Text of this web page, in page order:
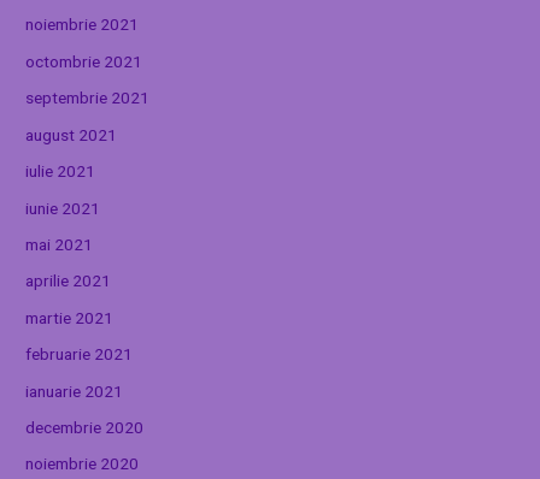
noiembrie 2021
octombrie 2021
septembrie 2021
august 2021
iulie 2021
iunie 2021
mai 2021
aprilie 2021
martie 2021
februarie 2021
ianuarie 2021
decembrie 2020
noiembrie 2020